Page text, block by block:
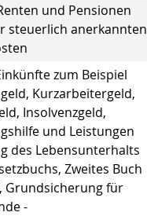
und Pensionen
steuerlich anerkannten
zum Beispiel
Kurzarbeitergeld,
Insolvenzgeld,
und Leistungen
des Lebensunterhalts
Zweites Buch
Grundsicherung für
-